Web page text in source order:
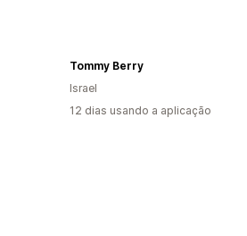
Tommy Berry
Israel
12 dias usando a aplicação